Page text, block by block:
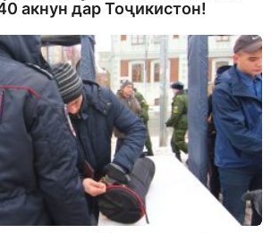
акнун дар Тоҷикистон!